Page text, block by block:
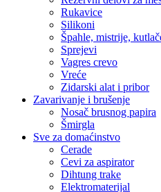
Rukavice
Silikoni
Špahle, mistrije,
Sprejevi
Vagres crevo
Vreće
Zidarski alat i pribor
Zavarivanje i brušenje
Nosač brusnog papira
Šmirgla
Sve za domaćinstvo
Cerade
Cevi za aspirator
Dihtung trake
Elektromaterijal